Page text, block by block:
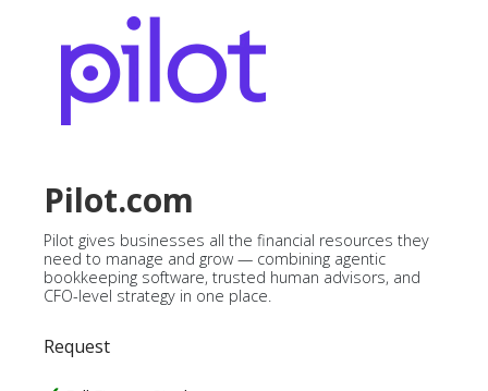
Pilot.com
Pilot gives businesses all the financial resources they
need to manage and grow — combining agentic
bookkeeping software, trusted human advisors, and
CFO-level strategy in one place.
Request